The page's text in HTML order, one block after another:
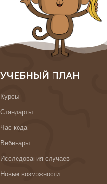
УЧЕБНЫЙ ПЛАН
Курсы
Стандарты
Час кода
Вебинары
Исследования случаев
Новые возможности